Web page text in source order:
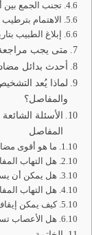
تجنب الجمع بين
الاهتمام
إبلاغ الطبيب
متى يجب
أحدث بدائل
لماذا يُعد
والمفاصل؟
الأسئلة
المفاصل
ما هو أقوى
هل التهاب
هل يمكن أن
هل التهاب
كيف يمكن
هل الأعصاب